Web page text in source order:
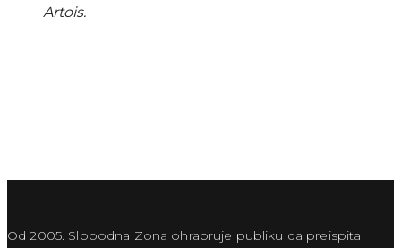
Artois.
Od 2005. Slobodna Zona ohrabruje publiku da preispita